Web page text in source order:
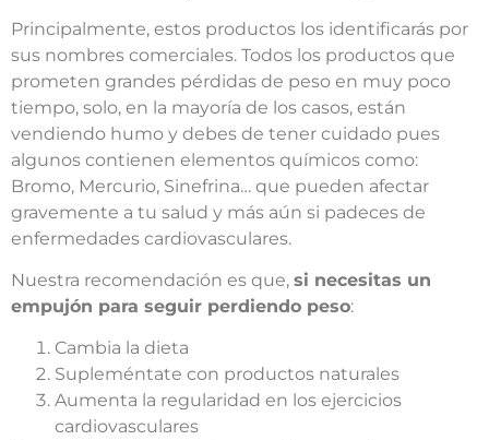
Principalmente, estos productos los identificarás por
sus nombres comerciales. Todos los productos que
prometen grandes pérdidas de peso en muy poco
tiempo, solo, en la mayoría de los casos, están
vendiendo humo y debes de tener cuidado pues
algunos contienen elementos químicos como:
Bromo, Mercurio, Sinefrina… que pueden afectar
gravemente a tu salud y más aún si padeces de
enfermedades cardiovasculares.
Nuestra recomendación es que, si necesitas un
empujón para seguir perdiendo peso:
Cambia la dieta
Supleméntate con productos naturales
Aumenta la regularidad en los ejercicios
cardiovasculares